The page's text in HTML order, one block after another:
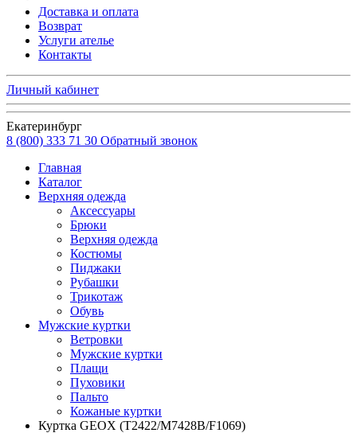
Доставка и оплата
Возврат
Услуги ателье
Контакты
Личный кабинет
Екатеринбург
8 (800) 333 71 30 Обратный звонок
Главная
Каталог
Верхняя одежда
Аксессуары
Брюки
Верхняя одежда
Костюмы
Пиджаки
Рубашки
Трикотаж
Обувь
Мужские куртки
Ветровки
Мужские куртки
Плащи
Пуховики
Пальто
Кожаные куртки
Куртка GEOX (T2422/M7428B/F1069)